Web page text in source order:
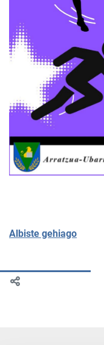
Albiste gehiago